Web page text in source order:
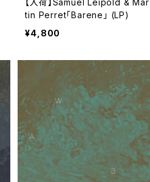
tin Perret「Barene」 (LP)
¥4,800